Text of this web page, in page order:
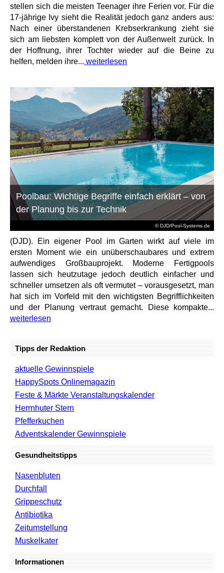
stellen sich die meisten Teenager ihre Ferien vor. Für die
17-jährige Ivy sieht die Realität jedoch ganz anders aus:
Nach einer überstandenen Krebserkrankung zieht sie
sich am liebsten komplett von der Außenwelt zurück. In
der Hoffnung, ihrer Tochter wieder auf die Beine zu
helfen, melden ihre... weiterlesen
© DJD/Pool-Systems.de
Poolbau: Wichtige Begriffe einfach erklärt – von
der Planung bis zur Technik
(DJD). Ein eigener Pool im Garten wirkt auf viele im
ersten Moment wie ein unüberschaubares und extrem
aufwendiges Großbauprojekt. Moderne Fertigpools
lassen sich heutzutage jedoch deutlich einfacher und
schneller umsetzen als oft vermutet – vorausgesetzt, man
hat sich im Vorfeld mit den wichtigsten Begrifflichkeiten
und der Planung vertraut gemacht. Diese kompakte...
weiterlesen
Tipps der Redaktion
aktuelle Gewinnspiele
HappySpots Onlinemagazin
Feste & Märkte Veranstaltungskalender
Herrnhuter Stern
Pfefferkuchen
Adventskalender Gewinnspiele
Gesundheitstipps
Nasenbluten
Durchfall
Grippeschutz
Antibiotika
Zeitumstellung
Muskelkater
Informationen